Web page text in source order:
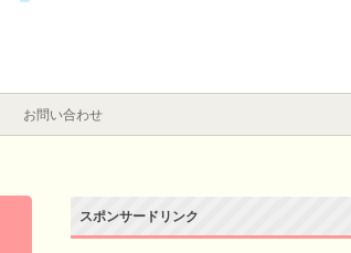
お問い合わせ
スポンサードリンク